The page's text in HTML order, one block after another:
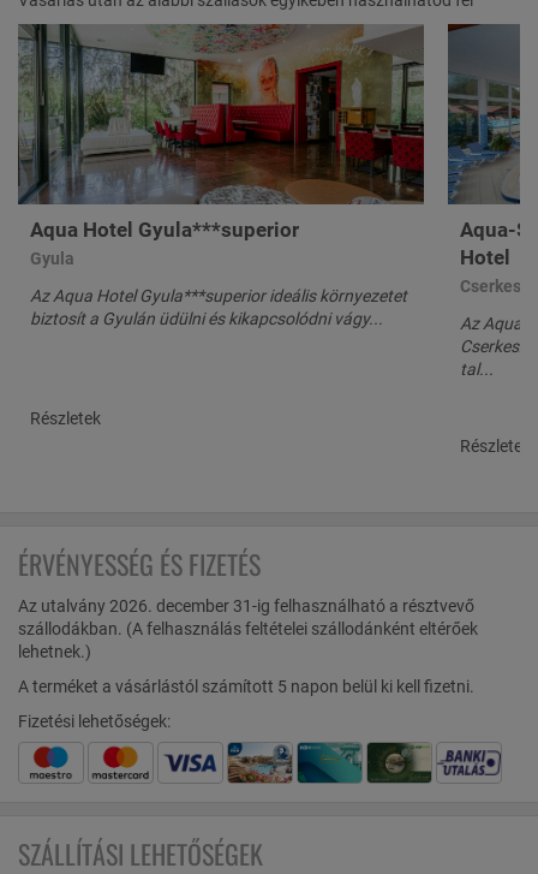
Aqua Hotel Gyula***superior
Gyula
Az Aqua Hotel Gyula***superior ideális környezetet
biztosít a Gyulán üdülni és kikapcsolódni vágy...
Részletek
Aqua-
Hotel
Az Aqua-
tal...
Részletek
ÉRVÉNYESSÉG ÉS FIZETÉS
Az utalvány 2026. december 31-ig felhasználható a résztvevő
szállodákban. (A felhasználás feltételei szállodánként eltérőek
lehetnek.)
A terméket a vásárlástól számított 5 napon belül ki kell fizetni.
Fizetési lehetőségek:
SZÁLLÍTÁSI LEHETŐSÉGEK